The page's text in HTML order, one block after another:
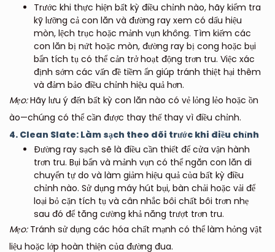
Trước khi thực hiện bất kỳ điều chỉnh nào, hãy kiểm tra
kỹ lưỡng cả con lăn và đường ray xem có dấu hiệu
mòn, lệch trục hoặc mảnh vụn không. Tìm kiếm các
con lăn bị nứt hoặc mòn, đường ray bị cong hoặc bụi
bẩn tích tụ có thể cản trở hoạt động trơn tru. Việc xác
định sớm các vấn đề tiềm ẩn giúp tránh thiệt hại thêm
và đảm bảo điều chỉnh hiệu quả hơn.
Mẹo:Hãy lưu ý đến bất kỳ con lăn nào có vẻ lỏng lẻo hoặc ồn
ào—chúng có thể cần được thay thế thay vì điều chỉnh.
4. Clean Slate: Làm sạch theo dõi trước khi điều chỉnh
Đường ray sạch sẽ là điều cần thiết để cửa vận hành
trơn tru. Bụi bẩn và mảnh vụn có thể ngăn con lăn di
chuyển tự do và làm giảm hiệu quả của bất kỳ điều
chỉnh nào. Sử dụng máy hút bụi, bàn chải hoặc vải để
loại bỏ cặn tích tụ và cân nhắc bôi chất bôi trơn nhẹ
sau đó để tăng cường khả năng trượt trơn tru.
Mẹo: Tránh sử dụng các hóa chất mạnh có thể làm hỏng vật
liệu hoặc lớp hoàn thiện của đường đua.